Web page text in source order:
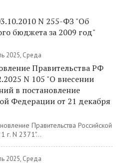
N 255-ФЗ "Об
бюджета за 2009 год"
2025, Среда
Правительства РФ
N 105 "О внесении
в постановление
Федерации от 21 декабря
Правительства Российской
г. N 2371"...
2025, Среда